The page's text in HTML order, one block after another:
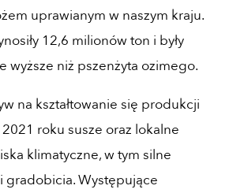
uprawianym w naszym kraju.
12,6 milionów ton i były
wyższe niż pszenżyta ozimego.
na kształtowanie się produkcji
roku susze oraz lokalne
klimatyczne, w tym silne
gradobicia. Występujące